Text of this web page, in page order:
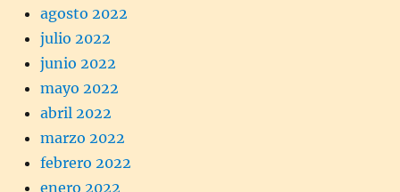
agosto 2022
julio 2022
junio 2022
mayo 2022
abril 2022
marzo 2022
febrero 2022
enero 2022